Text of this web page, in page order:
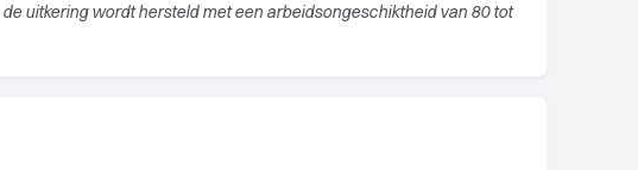
uitkering wordt hersteld met een arbeidsongeschiktheid van 80 tot